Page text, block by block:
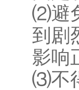
⑵避
到剧
影响
⑶不